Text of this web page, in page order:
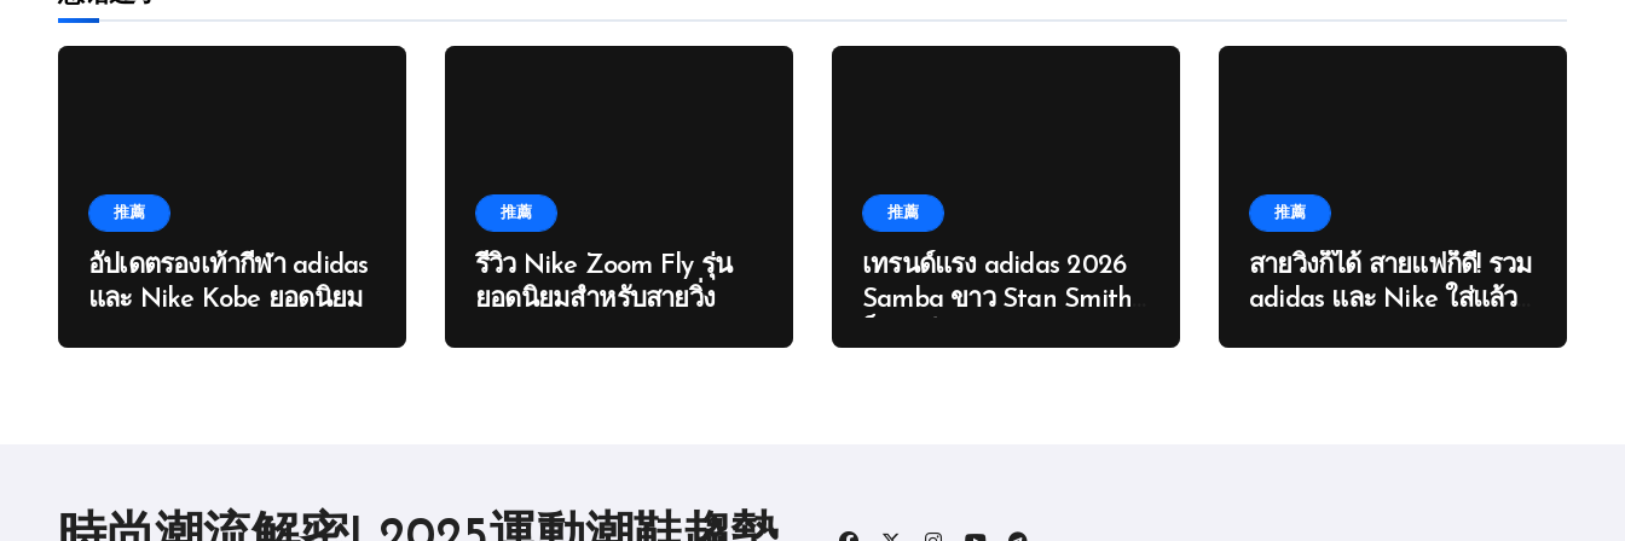
推薦
อัปเดตรองเท้ากีฬา adidas
และ Nike Kobe ยอดนิยม
推薦
รีวิว Nike Zoom Fly รุ่น
ยอดนิยมสำหรับสายวิ่ง
推薦
เทรนด์แรง adidas 2026
Samba ขาว Stan Smith
推薦
สายวิ่งก็ได้ สายแฟก็ดี! รวม
adidas และ Nike ใส่แล้ว